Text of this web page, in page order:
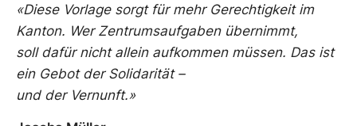
«Diese Vorlage sorgt für mehr Gerechtigkeit im
Kanton. Wer Zentrumsaufgaben übernimmt,
soll dafür nicht allein aufkommen müssen. Das ist
ein Gebot der Solidarität –
und der Vernunft.»